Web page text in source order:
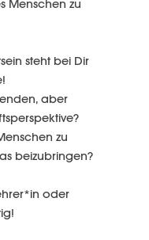
Menschen zu
steht bei Dir
aber
zu
beizubringen?
oder